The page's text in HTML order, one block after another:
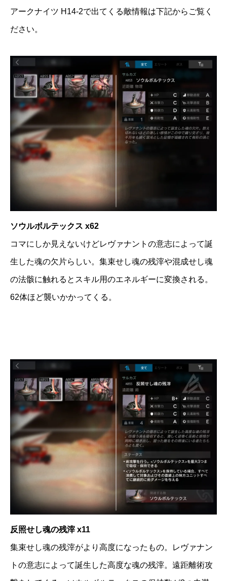
アークナイツ H14-2で出てくる敵情報は下記からご覧く
ださい。
ソウルボルテックス x62
コマにしか見えないけどレヴァナントの意志によって誕
生した魂の欠片らしい。集束せし魂の残滓や混成せし魂
の法骸に触れるとスキル用のエネルギーに変換される。
62体ほど襲いかかってくる。
反照せし魂の残滓 x11
集束せし魂の残滓がより高度になったもの。レヴァナン
トの意志によって誕生した高度な魂の残滓。遠距離術攻